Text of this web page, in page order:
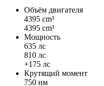
Объём двигателя
4395 cm³
4395 cm³
Мощность
635 лс
810 лс
+175 лс
Крутящий момент
750 нм